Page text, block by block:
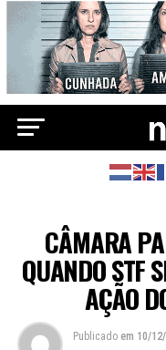
CÂMARA
QUANDO STF
AÇÃO
Publicado em 10/